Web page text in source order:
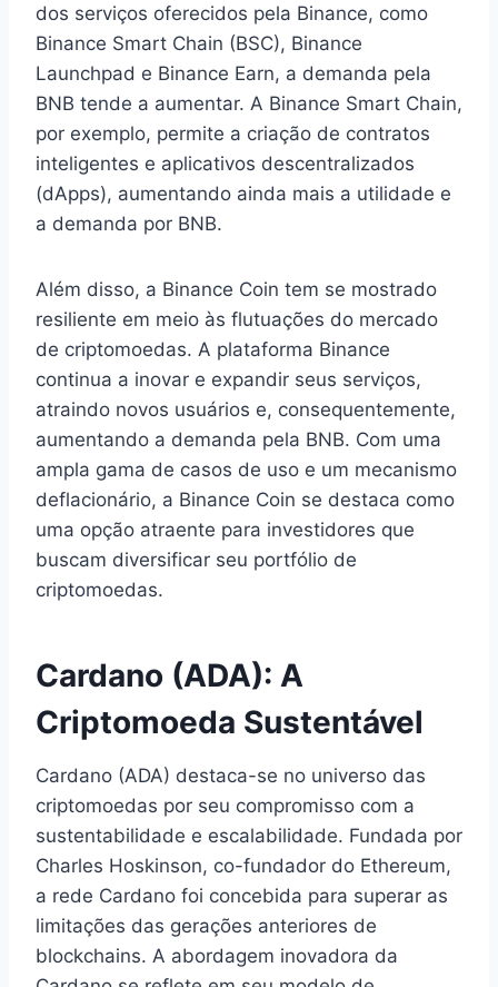
dos serviços oferecidos pela Binance, como
Binance Smart Chain (BSC), Binance
Launchpad e Binance Earn, a demanda pela
BNB tende a aumentar. A Binance Smart Chain,
por exemplo, permite a criação de contratos
inteligentes e aplicativos descentralizados
(dApps), aumentando ainda mais a utilidade e
a demanda por BNB.
Além disso, a Binance Coin tem se mostrado
resiliente em meio às flutuações do mercado
de criptomoedas. A plataforma Binance
continua a inovar e expandir seus serviços,
atraindo novos usuários e, consequentemente,
aumentando a demanda pela BNB. Com uma
ampla gama de casos de uso e um mecanismo
deflacionário, a Binance Coin se destaca como
uma opção atraente para investidores que
buscam diversificar seu portfólio de
criptomoedas.
Cardano (ADA): A
Criptomoeda Sustentável
Cardano (ADA) destaca-se no universo das
criptomoedas por seu compromisso com a
sustentabilidade e escalabilidade. Fundada por
Charles Hoskinson, co-fundador do Ethereum,
a rede Cardano foi concebida para superar as
limitações das gerações anteriores de
blockchains. A abordagem inovadora da